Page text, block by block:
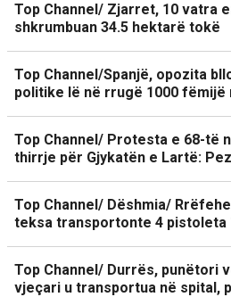
Top Channel/ Zjarret, 10 vatra
shkrumbuan 34.5 hektarë tokë
Top Channel/Spanjë, opozita
politike lë në rrugë 1000 fëmijë
Top Channel/ Protesta e 68-të
thirrje për Gjykatën e Lartë:
Top Channel/ Dëshmia/
teksa transportonte 4 pistoleta
Top Channel/ Durrës, punëtori
vjeçari u transportua në spital,